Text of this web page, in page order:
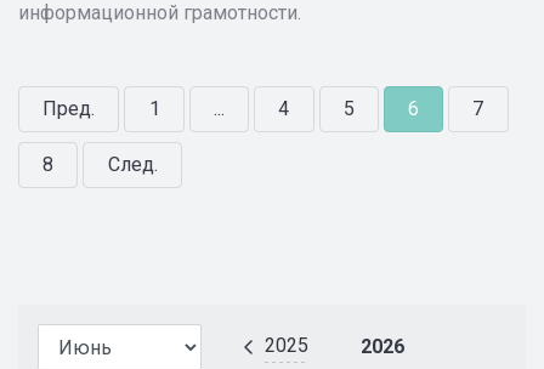
2025 2026
информационной грамотности.
Пред. 1 ... 4 5 6 7
8 След.